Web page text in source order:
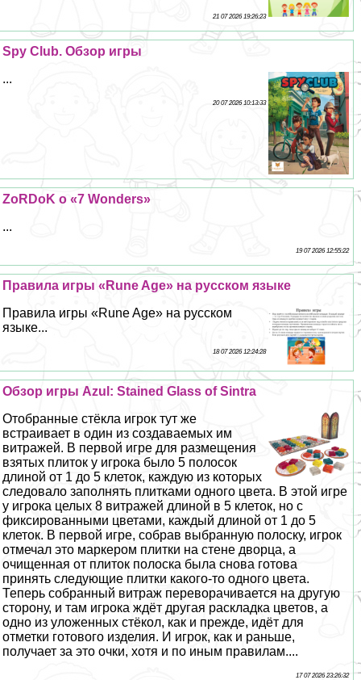
21 07 2026 19:26:23
Spy Club. Обзор игры
...
20 07 2026 10:13:33
ZoRDoK о «7 Wonders»
...
19 07 2026 12:55:22
Правила игры «Rune Age» на русском языке
Правила игры «Rune Age» на русском
языке...
18 07 2026 12:24:28
Обзор игры Azul: Stained Glass of Sintra
Отобранные стёкла игрок тут же
встраивает в один из создаваемых им
витражей. В первой игре для размещения
взятых плиток у игрока было 5 полосок
длиной от 1 до 5 клеток, каждую из которых
следовало заполнять плитками одного цвета. В этой игре
у игрока целых 8 витражей длиной в 5 клеток, но с
фиксированными цветами, каждый длиной от 1 до 5
клеток. В первой игре, собрав выбранную полоску, игрок
отмечал это маркером плитки на стене дворца, а
очищенная от плиток полоска была снова готова
принять следующие плитки какого-то одного цвета.
Теперь собранный витраж переворачивается на другую
сторону, и там игрока ждёт другая раскладка цветов, а
одно из уложенных стёкол, как и прежде, идёт для
отметки готового изделия. И игрок, как и раньше,
получает за это очки, хотя и по иным правилам....
17 07 2026 23:26:32